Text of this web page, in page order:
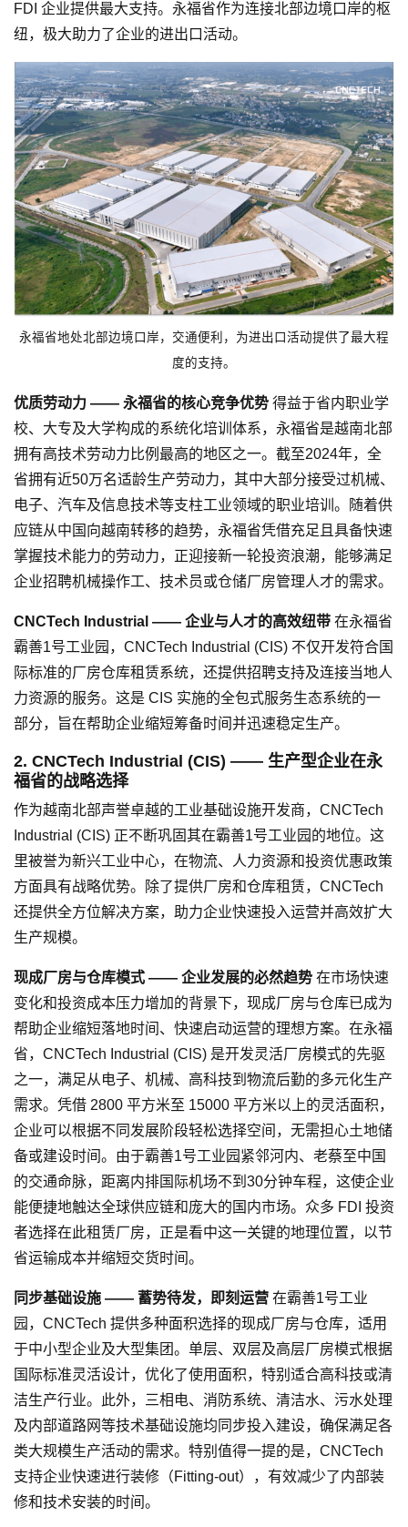
FDI 企业提供最大支持。永福省作为连接北部边境口岸的枢
纽，极大助力了企业的进出口活动。
永福省地处北部边境口岸，交通便利，为进出口活动提供了最大程
度的支持。
优质劳动力 —— 永福省的核心竞争优势 得益于省内职业学
校、大专及大学构成的系统化培训体系，永福省是越南北部
拥有高技术劳动力比例最高的地区之一。截至2024年，全
省拥有近50万名适龄生产劳动力，其中大部分接受过机械、
电子、汽车及信息技术等支柱工业领域的职业培训。随着供
应链从中国向越南转移的趋势，永福省凭借充足且具备快速
掌握技术能力的劳动力，正迎接新一轮投资浪潮，能够满足
企业招聘机械操作工、技术员或仓储厂房管理人才的需求。
CNCTech Industrial —— 企业与人才的高效纽带 在永福省
霸善1号工业园，CNCTech Industrial (CIS) 不仅开发符合国
际标准的厂房仓库租赁系统，还提供招聘支持及连接当地人
力资源的服务。这是 CIS 实施的全包式服务生态系统的一
部分，旨在帮助企业缩短筹备时间并迅速稳定生产。
2. CNCTech Industrial (CIS) —— 生产型企业在永
福省的战略选择
作为越南北部声誉卓越的工业基础设施开发商，CNCTech
Industrial (CIS) 正不断巩固其在霸善1号工业园的地位。这
里被誉为新兴工业中心，在物流、人力资源和投资优惠政策
方面具有战略优势。除了提供厂房和仓库租赁，CNCTech
还提供全方位解决方案，助力企业快速投入运营并高效扩大
生产规模。
现成厂房与仓库模式 —— 企业发展的必然趋势 在市场快速
变化和投资成本压力增加的背景下，现成厂房与仓库已成为
帮助企业缩短落地时间、快速启动运营的理想方案。在永福
省，CNCTech Industrial (CIS) 是开发灵活厂房模式的先驱
之一，满足从电子、机械、高科技到物流后勤的多元化生产
需求。凭借 2800 平方米至 15000 平方米以上的灵活面积，
企业可以根据不同发展阶段轻松选择空间，无需担心土地储
备或建设时间。由于霸善1号工业园紧邻河内、老蔡至中国
的交通命脉，距离内排国际机场不到30分钟车程，这使企业
能便捷地触达全球供应链和庞大的国内市场。众多 FDI 投资
者选择在此租赁厂房，正是看中这一关键的地理位置，以节
省运输成本并缩短交货时间。
同步基础设施 —— 蓄势待发，即刻运营 在霸善1号工业
园，CNCTech 提供多种面积选择的现成厂房与仓库，适用
于中小型企业及大型集团。单层、双层及高层厂房模式根据
国际标准灵活设计，优化了使用面积，特别适合高科技或清
洁生产行业。此外，三相电、消防系统、清洁水、污水处理
及内部道路网等技术基础设施均同步投入建设，确保满足各
类大规模生产活动的需求。特别值得一提的是，CNCTech
支持企业快速进行装修（Fitting-out），有效减少了内部装
修和技术安装的时间。